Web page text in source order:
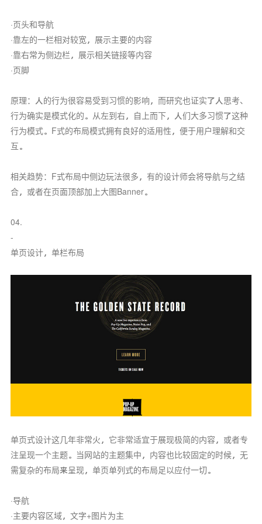
·页头和导航
·靠左的一栏相对较宽，展示主要的内容
·靠右常为侧边栏，展示相关链接等内容
·页脚
原理：人的行为很容易受到习惯的影响，而研究也证实了人思考、
行为确实是模式化的。从左到右，自上而下，人们大多习惯了这种
行为模式。F式的布局模式拥有良好的适用性，便于用户理解和交
互。
相关趋势：F式布局中侧边玩法很多，有的设计师会将导航与之结
合，或者在页面顶部加上大图Banner。
04.
-
单页设计，单栏布局
单页式设计这几年非常火，它非常适宜于展现极简的内容，或者专
注呈现一个主题。当网站的主题集中，内容也比较固定的时候，无
需复杂的布局来呈现，单页单列式的布局足以应付一切。
·导航
·主要内容区域，文字+图片为主